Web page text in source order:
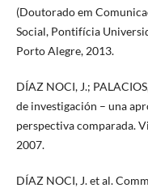
(Doutorado em
Social, Pontifícia
Porto Alegre, 2013.
DÍAZ NOCI, J.;
de investigación – una
perspectiva comparada.
2007.
DÍAZ NOCI, J. et al.